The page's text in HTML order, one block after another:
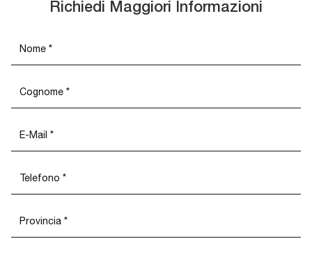
Richiedi Maggiori Informazioni